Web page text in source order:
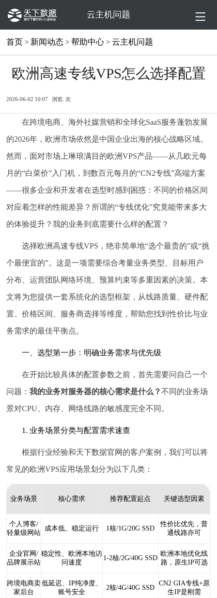
云主机问题
首页 > 新闻动态 >帮助中心 > 云主机问题
欧洲高速专线VPS怎么选择配置
2026-06-02 10:07 浏览: 次
在跨境电商、海外社媒营销和全球化SaaS服务蓬勃发展
的2026年，欧洲市场依然是中国企业出海的核心战略区域。
然而，面对市场上琳琅满目的欧洲VPS产品——从几欧元每
月的“白菜价”入门机，到数百元每月的“CN2专线”高端方案
——很多企业和开发者在选型时感到困惑：不同的价格区间
对应着怎样的性能差异？所谓的“专线优化”究竟能带来多大
的体验提升？我的业务到底需要什么样的配置？
选择欧洲高速专线VPS，绝非简单地“选个最贵的”或“挑
个最便宜的”。这是一项需要综合考量业务类型、目标用户
分布、运营团队网络环境、预算约束等多重因素的决策。本
文将为您提供一套系统化的选型框架，从线路质量、硬件配
置、价格区间、服务商选择等维度，帮助您找到性价比与业
务需求的最佳平衡点。
一、选型第一步：明确业务需求与优先级
在开始比较具体的配置参数之前，首先需要问自己一个
问题：我的业务对服务器的核心需求是什么？不同的业务场
景对CPU、内存、网络线路的敏感度完全不同。
1. 业务场景分类与配置需求速查
根据行业经验和天下数据官网的客户案例，我们可以将
常见的欧洲VPS应用场景划分为以下几类：
业务场景 核心需求 推荐配置起点 关键选型因素
个人博客/
轻量级网站
成本低、稳定运行 1核/1G/20G SSD
性价比优先，普
通线路亦可
企业官网/
品牌展示站
稳定性、欧洲本地访
问速度
1-2核/2G/40G SSD
欧洲本地优化线
路，原生IP可选
跨境电商卖
家后台
低延迟、IP纯净度、
账号安全
2核/4G/40G SSD
CN2 GIA专线+原
生IP是刚需